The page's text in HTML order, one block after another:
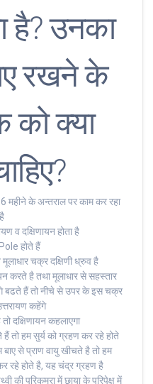
है? उनका
रखने के
को क्या
महीने के अन्तराल पर काम कर रहा
है
व दक्षिणायन होता है
होते हैं
चक्र दक्षिणी ध्रुव है
करते है तथा मूलाधार से सहस्तार
हैं तो नीचे से उपर के इस चक्र
कहेंगे
दक्षिणायन कहलाएगा
तो हम सुर्य को ग्रहण कर रहे होते
से प्राण वायु खीचते है तो हम
रहे होते है, यह चंद्र ग्रहण है
की परिकम्रा में छाया के परिपेक्ष में